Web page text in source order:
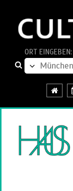
ORT EINGEBEN: